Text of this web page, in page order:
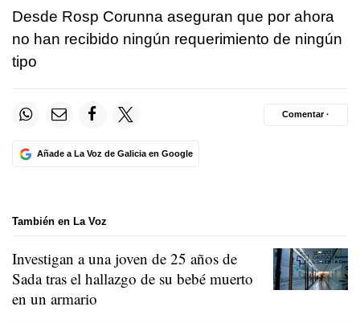
Desde Rosp Corunna aseguran que por ahora
no han recibido ningún requerimiento de ningún
tipo
Añade a La Voz de Galicia en Google
Comentar ·
También en La Voz
Investigan a una joven de 25 años de
Sada tras el hallazgo de su bebé muerto
en un armario